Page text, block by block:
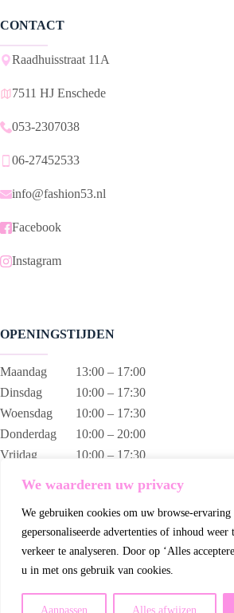
We waarderen uw privacy
We gebruiken cookies om uw browse-ervaring
gepersonaliseerde advertenties of inhoud weer
verkeer te analyseren. Door op ‘Alles
u in met ons gebruik van cookies.
Aanpassen Alles afwijzen
Wij gebruiken cookies om ervoor te
ervaring op onze website
CONTACT
Raadhuisstraat 11A
7511 HJ Enschede
053-2307038
06-27452533
info@fashion53.nl
Facebook
Instagram
OPENINGSTIJDEN
Maandag
13:00 – 17:00
Dinsdag
10:00 – 17:30
Woensdag
10:00 – 17:30
Donderdag
10:00 – 20:00
Vrijdag
10:00 – 17:30
13:00 – 17:00